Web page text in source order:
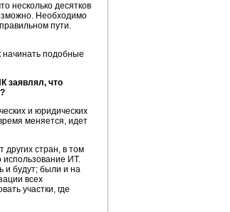
несколько десятков
Необходимо
пути.
начинать подобные
заявлял, что
и юридических
меняется, идет
стран, в том
использование ИТ.
и будут; были и на
всех
участки, где